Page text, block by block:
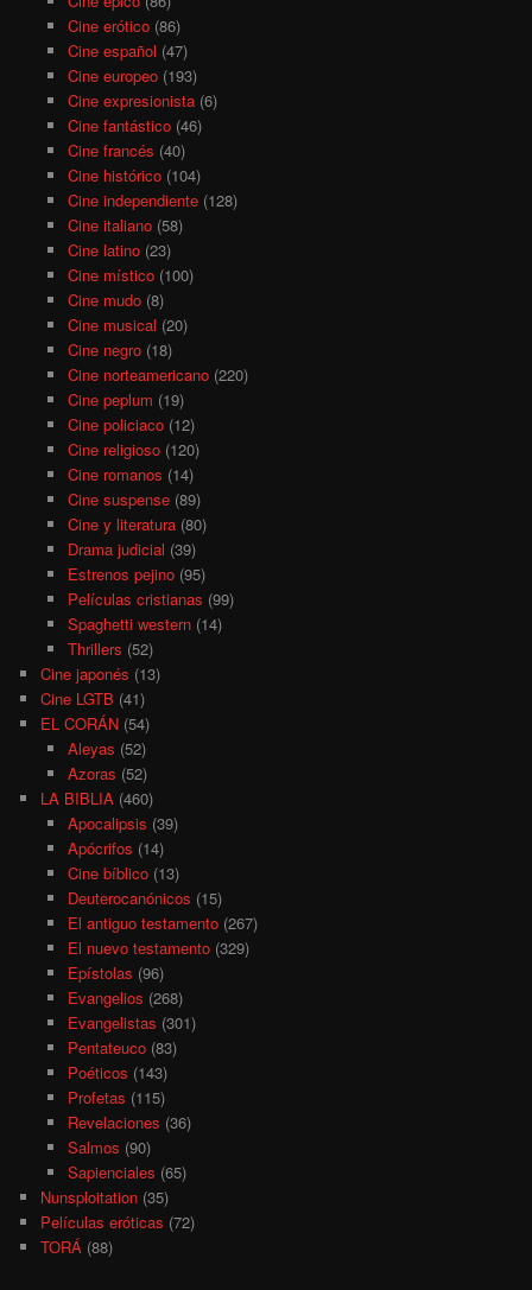
Cine erótico(86)
Cine español (47)
Cine europeo(193)
Cine expresionista(6)
Cine fantástico(46)
Cine francés (40)
Cine histórico(104)
Cine independiente(128)
Cine italiano(58)
Cine latino(23)
Cine místico(100)
Cine mudo(8)
Cine musical (20)
Cine negro(18)
Cine norteamericano(220)
Cine peplum (19)
Cine policiaco(12)
Cine religioso(120)
Cine romanos (14)
Cine suspense(89)
Cine y literatura(80)
Drama judicial (39)
Estrenos pejino(95)
Películas cristianas (99)
Spaghetti western(14)
Thrillers (52)
Cine japonés (13)
Cine LGTB (41)
EL CORÁN (54)
Aleyas (52)
Azoras (52)
LA BIBLIA (460)
Apocalipsis (39)
Apócrifos (14)
Cine bíblico(13)
Deuterocanónicos (15)
El antiguo testamento(267)
El nuevo testamento(329)
Epístolas (96)
Evangelios (268)
Evangelistas (301)
Pentateuco(83)
Poéticos (143)
Profetas (115)
Revelaciones (36)
Salmos (90)
Sapienciales (65)
Nunsploitation (35)
Películas eróticas (72)
TORÁ (88)